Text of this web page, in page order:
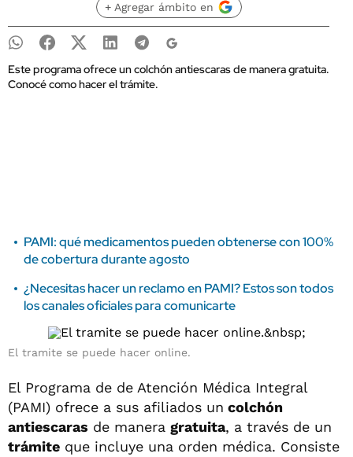
+ Agregar ámbito en
Este programa ofrece un colchón antiescaras de manera gratuita.
Conocé como hacer el trámite.
PAMI: qué medicamentos pueden obtenerse con 100%
de cobertura durante agosto
¿Necesitas hacer un reclamo en PAMI? Estos son todos
los canales oficiales para comunicarte
El tramite se puede hacer online.
El Programa de de Atención Médica Integral
(PAMI) ofrece a sus afiliados un colchón
antiescaras de manera gratuita, a través de un
trámite que incluye una orden médica. Consiste